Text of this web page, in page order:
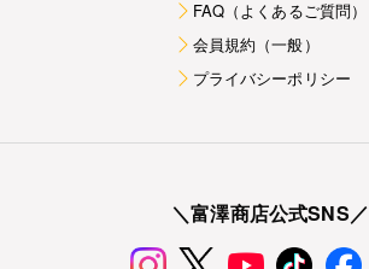
FAQ（よくあるご質問）
会員規約（一般）
プライバシーポリシー
＼富澤商店公式SNS／